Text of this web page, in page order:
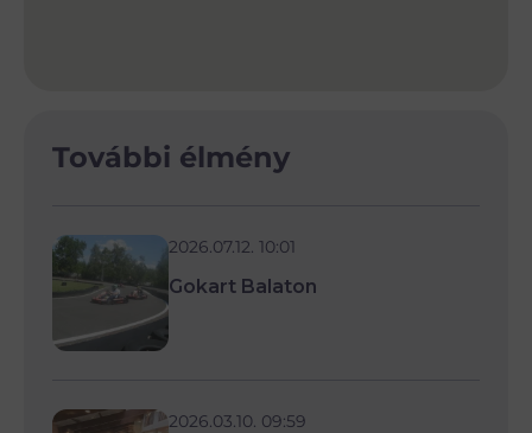
További élmény
2026.07.12. 10:01
Gokart Balaton
2026.03.10. 09:59